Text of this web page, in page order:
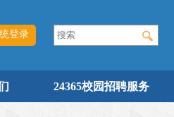
登录
24365校园招聘服务